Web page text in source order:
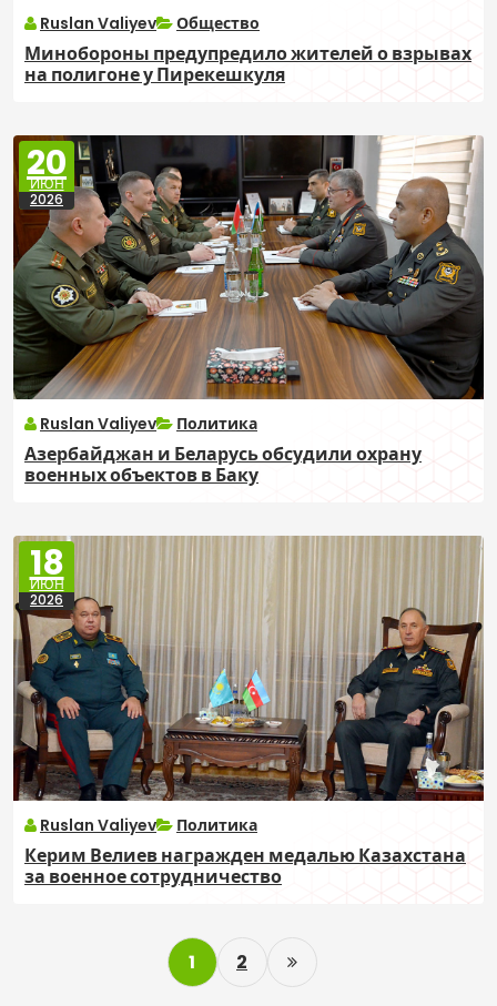
Ruslan Valiyev Общество
Минобороны предупредило жителей о взрывах
на полигоне у Пирекешкуля
20
ИЮН
2026
Ruslan Valiyev Политика
Азербайджан и Беларусь обсудили охрану
военных объектов в Баку
18
ИЮН
2026
Ruslan Valiyev Политика
Керим Велиев награжден медалью Казахстана
за военное сотрудничество
P
o
1 2